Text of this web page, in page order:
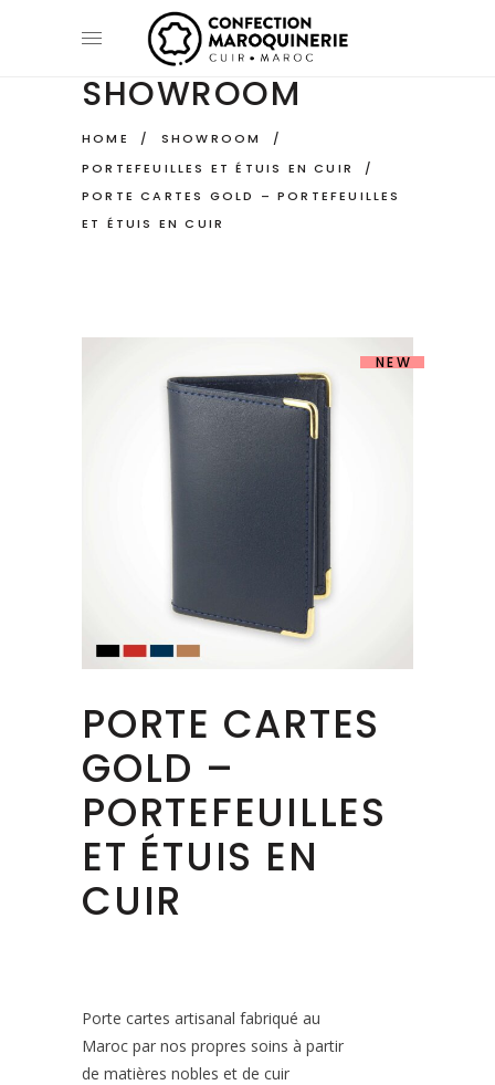
SHOWROOM
HOME / SHOWROOM
/
PORTEFEUILLES ET ÉTUIS EN CUIR
/
PORTE CARTES GOLD – PORTEFEUILLES
ET ÉTUIS EN CUIR
NEW
PORTE CARTES
GOLD –
PORTEFEUILLES
ET ÉTUIS EN
CUIR
Porte cartes artisanal fabriqué au
Maroc par nos propres soins à partir
de matières nobles et de cuir